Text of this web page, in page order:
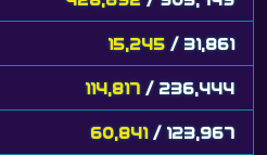
15,245 / 31,861
114,817 / 236,444
60,841 / 123,967